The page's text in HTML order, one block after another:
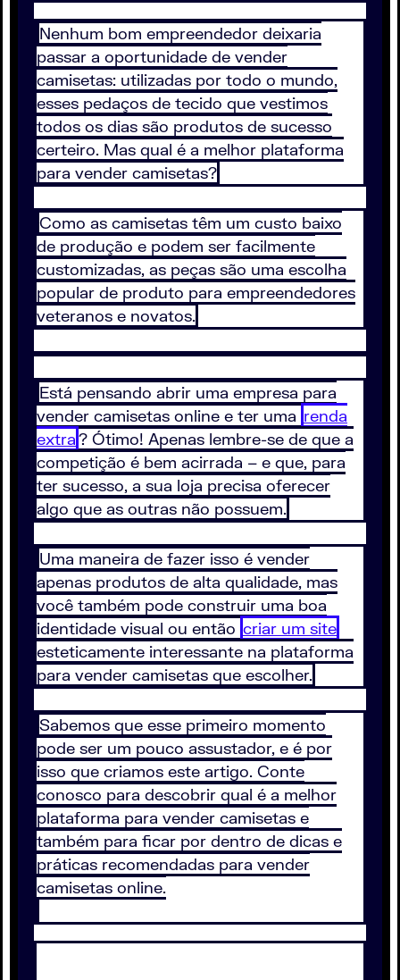
Nenhum bom empreendedor deixaria
passar a oportunidade de vender
camisetas: utilizadas por todo o mundo,
esses pedaços de tecido que vestimos
todos os dias são produtos de sucesso
certeiro. Mas qual é a melhor plataforma
para vender camisetas?
Como as camisetas têm um custo baixo
de produção e podem ser facilmente
customizadas, as peças são uma escolha
popular de produto para empreendedores
veteranos e novatos.
Está pensando abrir uma empresa para
vender camisetas online e ter uma renda
extra? Ótimo! Apenas lembre-se de que a
competição é bem acirrada – e que, para
ter sucesso, a sua loja precisa oferecer
algo que as outras não possuem.
Uma maneira de fazer isso é vender
apenas produtos de alta qualidade, mas
você também pode construir uma boa
identidade visual ou então criar um site
esteticamente interessante na plataforma
para vender camisetas que escolher.
Sabemos que esse primeiro momento
pode ser um pouco assustador, e é por
isso que criamos este artigo. Conte
conosco para descobrir qual é a melhor
plataforma para vender camisetas e
também para ficar por dentro de dicas e
práticas recomendadas para vender
camisetas online.